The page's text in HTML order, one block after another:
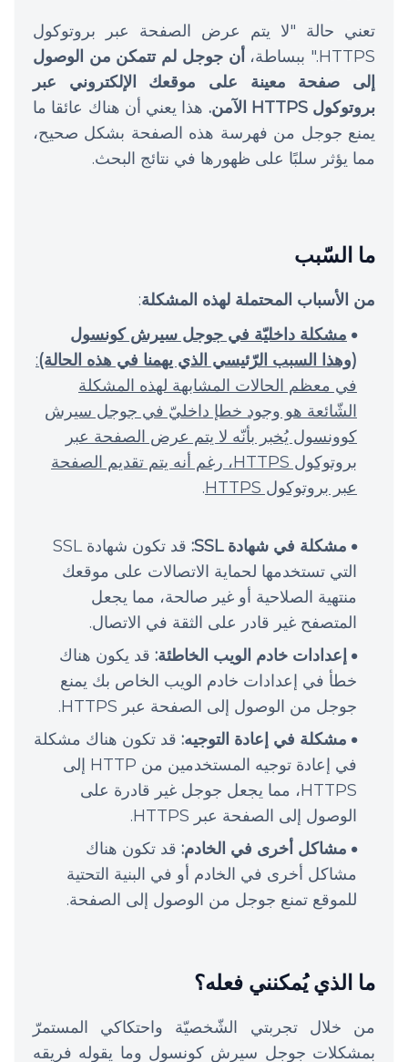
تعني حالة "لا يتم عرض الصفحة عبر بروتوكول
HTTPS." ببساطة،
أن جوجل لم تتمكن من الوصول
إلى صفحة معينة على موقعك الإلكتروني عبر
بروتوكول HTTPS الآمن.
هذا يعني أن هناك عائقا ما
يمنع جوجل من فهرسة هذه الصفحة بشكل صحيح،
مما يؤثر سلبًا على ظهورها في نتائج البحث.
ما السّبب
من الأسباب المحتملة لهذه المشكلة:
مشكلة داخليّة في جوجل سيرش كونسول
(وهذا السبب الرّئيسي الذي يهمنا في هذه الحالة):
في معظم الحالات المشابهة لهذه المشكلة
الشّائعة هو وجود خطإ داخليّ في جوجل سيرش
كوونسول يُخبر بأنّه لا يتم عرض الصفحة عبر
بروتوكول HTTPS، رغم أنه يتم تقديم الصفحة
عبر بروتوكول HTTPS
.
مشكلة في شهادة SSL:
قد تكون شهادة SSL
التي تستخدمها لحماية الاتصالات على موقعك
منتهية الصلاحية أو غير صالحة، مما يجعل
المتصفح غير قادر على الثقة في الاتصال.
إعدادات خادم الويب الخاطئة: قد يكون هناك
خطأ في إعدادات خادم الويب الخاص بك يمنع
جوجل من الوصول إلى الصفحة عبر HTTPS.
مشكلة في إعادة التوجيه: قد تكون هناك مشكلة
في إعادة توجيه المستخدمين من HTTP إلى
HTTPS، مما يجعل جوجل غير قادرة على
الوصول إلى الصفحة عبر HTTPS.
مشاكل أخرى في الخادم: قد تكون هناك
مشاكل أخرى في الخادم أو في البنية التحتية
للموقع تمنع جوجل من الوصول إلى الصفحة.
ما الذي يُمكنني فعله؟
من خلال تجربتي الشّخصيّة واحتكاكي المستمرّ
بمشكلات جوجل سيرش كونسول وما يقوله فريقه